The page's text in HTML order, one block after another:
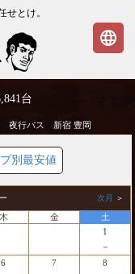
せとけ。
台
夜行バス 新宿 豊岡
別最安値
次月 ＞
木 金
土
1
－
6
7
8
language